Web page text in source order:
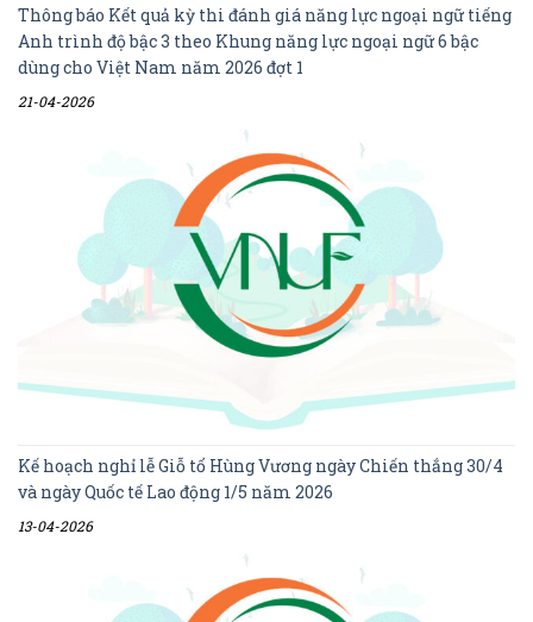
Thông báo Kết quả kỳ thi đánh giá năng lực ngoại ngữ tiếng
Anh trình độ bậc 3 theo Khung năng lực ngoại ngữ 6 bậc
dùng cho Việt Nam năm 2026 đợt 1
21-04-2026
Kế hoạch nghỉ lễ Giỗ tổ Hùng Vương ngày Chiến thắng 30/4
và ngày Quốc tế Lao động 1/5 năm 2026
13-04-2026